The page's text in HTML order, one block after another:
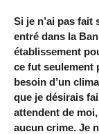
Si je n’ai pas
entré dans la
établissement
ce fut seulement
besoin d’un
que je désirais
attendent de
aucun crime. Je